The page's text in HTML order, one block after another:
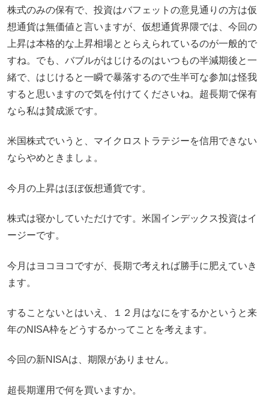
株式のみの保有で、投資はバフェットの意見通りの方は仮
想通貨は無価値と言いますが、仮想通貨界隈では、今回の
上昇は本格的な上昇相場ととらえられているのが一般的で
すね。でも、バブルがはじけるのはいつもの半減期後と一
緒で、はじけると一瞬で暴落するので生半可な参加は怪我
すると思いますので気を付けてくださいね。超長期で保有
なら私は賛成派です。
米国株式でいうと、マイクロストラテジーを信用できない
ならやめときましょ。
今月の上昇はほぼ仮想通貨です。
株式は寝かしていただけです。米国インデックス投資はイ
ージーです。
今月はヨコヨコですが、長期で考えれば勝手に肥えていき
ます。
することないとはいえ、１２月はなにをするかというと来
年のNISA枠をどうするかってことを考えます。
今回の新NISAは、期限がありません。
超長期運用で何を買いますか。